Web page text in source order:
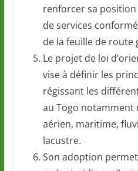
renforcer sa
de services
de la feuille de route
Le projet de loi
vise à définir les
régissant les
au Togo
aérien, maritime,
lacustre.
Son adoption